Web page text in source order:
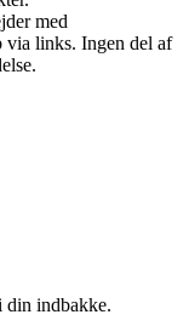
med
via links. Ingen del af
din indbakke.